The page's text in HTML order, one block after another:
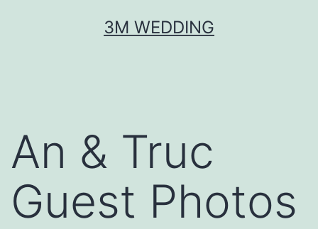
3M WEDDING
An & Truc
Guest Photos